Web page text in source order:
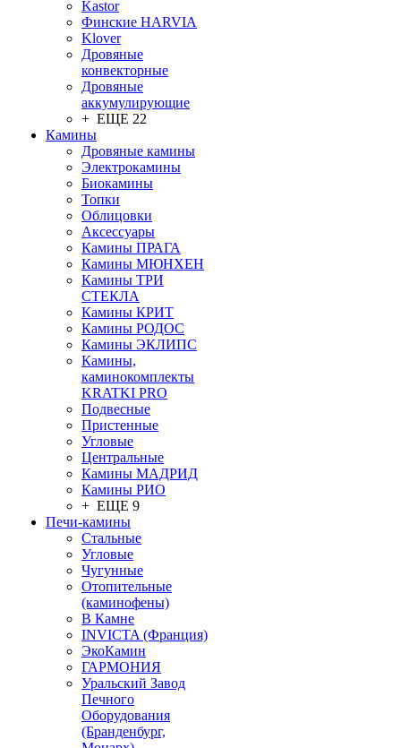
Kastor
Финские HARVIA
Klover
Дровяные
конвекторные
Дровяные
аккумулирующие
+ ЕЩЕ 22
Камины
Дровяные камины
Электрокамины
Биокамины
Топки
Облицовки
Аксессуары
Камины ПРАГА
Камины МЮНХЕН
Камины ТРИ
СТЕКЛА
Камины КРИТ
Камины РОДОС
Камины ЭКЛИПС
Камины,
каминокомплекты
KRATKI PRO
Подвесные
Пристенные
Угловые
Центральные
Камины МАДРИД
Камины РИО
+ ЕЩЕ 9
Печи-камины
Стальные
Угловые
Чугунные
Отопительные
(каминофены)
В Камне
INVICTA (Франция)
ЭкоКамин
ГАРМОНИЯ
Уральский Завод
Печного
Оборудования
(Бранденбург,